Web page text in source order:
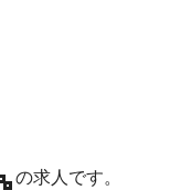
の求人です。